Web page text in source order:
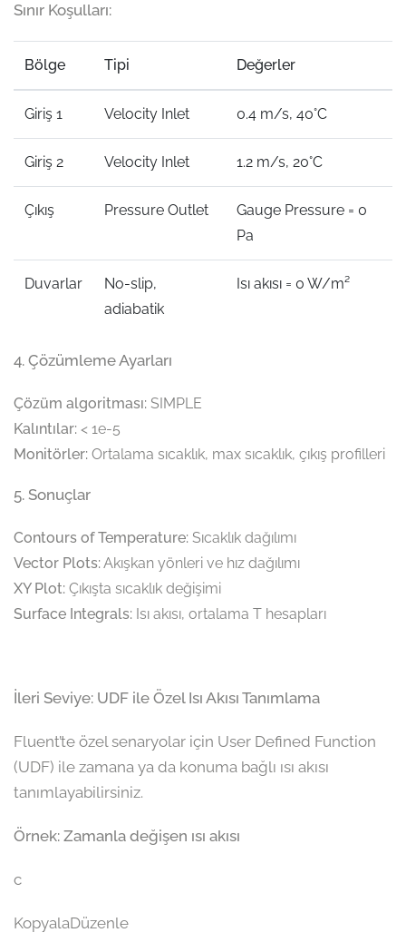
Sınır Koşulları:
Bölge Tipi Değerler
Giriş 1 Velocity Inlet 0.4 m/s, 40°C
Giriş 2 Velocity Inlet 1.2 m/s, 20°C
Çıkış Pressure Outlet
Gauge Pressure = 0
Pa
Duvarlar
No-slip,
adiabatik
Isı akısı = 0 W/m²
4. Çözümleme Ayarları
Çözüm algoritması: SIMPLE
Kalıntılar: < 1e-5
Monitörler: Ortalama sıcaklık, max sıcaklık, çıkış profilleri
5. Sonuçlar
Contours of Temperature: Sıcaklık dağılımı
Vector Plots:Akışkan yönleri ve hız dağılımı
XY Plot: Çıkışta sıcaklık değişimi
Surface Integrals: Isı akısı, ortalama T hesapları
İleri Seviye: UDF ile Özel Isı Akısı Tanımlama
Fluent’te özel senaryolar için User Defined Function
(UDF) ile zamana ya da konuma bağlı ısı akısı
tanımlayabilirsiniz.
Örnek: Zamanla değişen ısı akısı
c
KopyalaDüzenle